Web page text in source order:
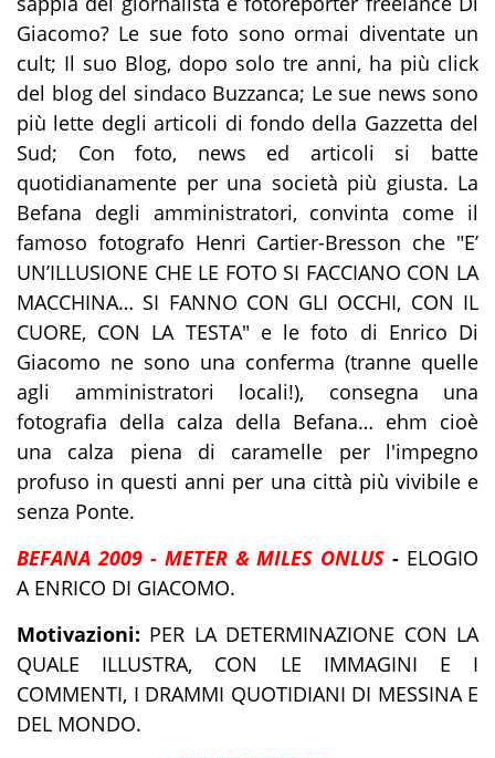
Giacomo? Le sue foto sono ormai diventate un
cult; Il suo Blog, dopo solo tre anni, ha più click
del blog del sindaco Buzzanca; Le sue news sono
più lette degli articoli di fondo della Gazzetta del
Sud; Con foto, news ed articoli si batte
quotidianamente per una società più giusta. La
Befana degli amministratori, convinta come il
famoso fotografo Henri Cartier-Bresson che "E’
UN’ILLUSIONE CHE LE FOTO SI FACCIANO CON LA
MACCHINA… SI FANNO CON GLI OCCHI, CON IL
CUORE, CON LA TESTA" e le foto di Enrico Di
Giacomo ne sono una conferma (tranne quelle
agli amministratori locali!), consegna una
fotografia della calza della Befana… ehm cioè
una calza piena di caramelle per l'impegno
profuso in questi anni per una città più vivibile e
senza Ponte.
BEFANA 2009 - METER & MILES ONLUS - ELOGIO
A ENRICO DI GIACOMO.
Motivazioni: PER LA DETERMINAZIONE CON LA
QUALE ILLUSTRA, CON LE IMMAGINI E I
COMMENTI, I DRAMMI QUOTIDIANI DI MESSINA E
DEL MONDO.